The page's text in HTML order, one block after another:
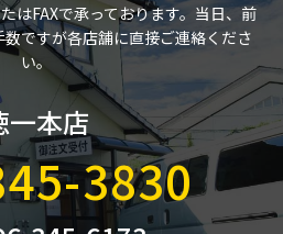
はFAXで承っております。 当日、前
ですが各店舗に直接ご連絡くださ
い。
一本店
3830